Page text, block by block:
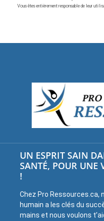
Vous êtes entièrement responsable de leur
UN ESPRIT SAIN
SANTÉ, POUR UNE
!
Chez Pro Ressources.ca,
humain a les clés du
mains et nous voulons